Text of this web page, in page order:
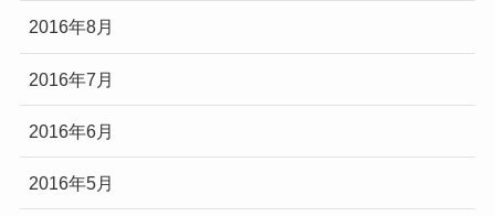
2016年8月
2016年7月
2016年6月
2016年5月